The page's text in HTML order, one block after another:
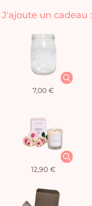
J'ajoute un cadeau :
7,00 €
12,90 €